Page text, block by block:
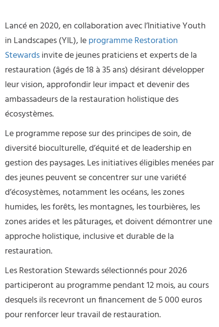
Lancé en 2020, en collaboration avec l’Initiative Youth
in Landscapes (YIL), leprogramme Restoration
Stewardsinvite de jeunes praticiens et experts de la
restauration (âgés de 18 à 35 ans) désirant développer
leur vision, approfondir leur impact et devenir des
ambassadeurs de la restauration holistique des
écosystèmes.
Le programme repose sur des principes de soin, de
diversité bioculturelle, d’équité et de leadership en
gestion des paysages. Les initiatives éligibles menées par
des jeunes peuvent se concentrer sur une variété
d’écosystèmes, notamment les océans, les zones
humides, les forêts, les montagnes, les tourbières, les
zones arides et les pâturages, et doivent démontrer une
approche holistique, inclusive et durable de la
restauration.
Les Restoration Stewards sélectionnés pour 2026
participeront au programme pendant 12 mois, au cours
desquels ils recevront un financement de 5 000 euros
pour renforcer leur travail de restauration.